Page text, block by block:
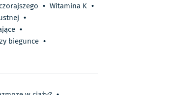
• Witamina K •
•
•
biegunce •